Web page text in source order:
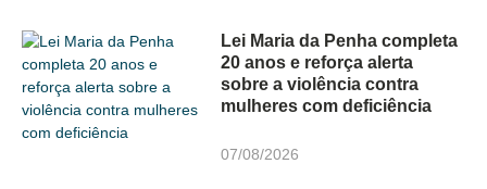
Lei Maria da Penha completa
20 anos e reforça alerta
sobre a violência contra
mulheres com deficiência
07/08/2026